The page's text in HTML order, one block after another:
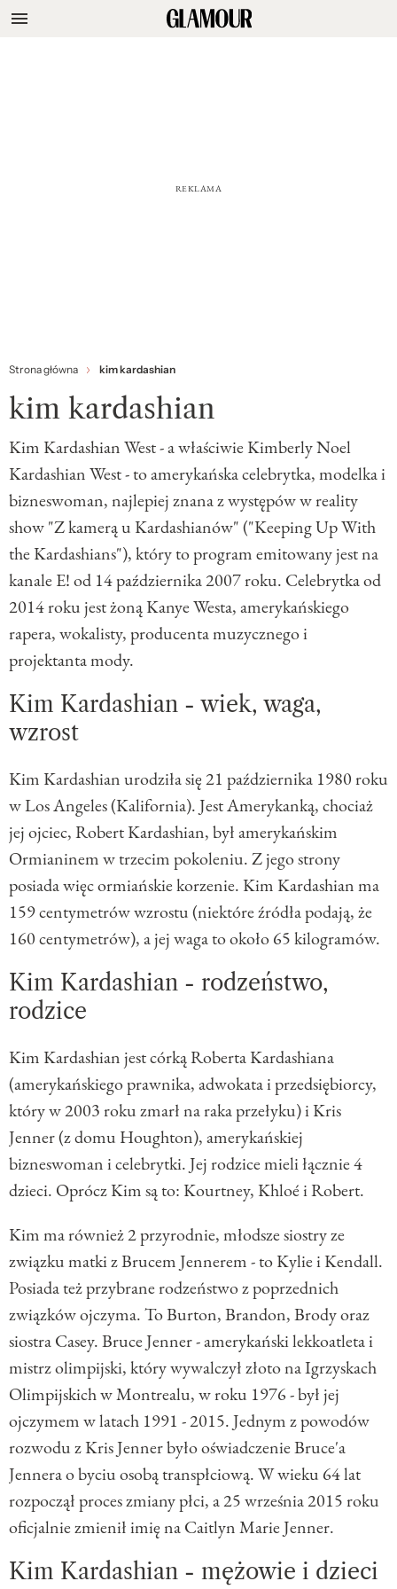
Strona główna kim kardashian
kim kardashian
Kim Kardashian West - a właściwie Kimberly Noel
Kardashian West - to amerykańska celebrytka, modelka i
bizneswoman, najlepiej znana z występów w reality
show "Z kamerą u Kardashianów" ("Keeping Up With
the Kardashians"), który to program emitowany jest na
kanale E! od 14 października 2007 roku. Celebrytka od
2014 roku jest żoną Kanye Westa, amerykańskiego
rapera, wokalisty, producenta muzycznego i
projektanta mody.
Kim Kardashian - wiek, waga,
wzrost
Kim Kardashian urodziła się 21 października 1980 roku
w Los Angeles (Kalifornia). Jest Amerykanką, chociaż
jej ojciec, Robert Kardashian, był amerykańskim
Ormianinem w trzecim pokoleniu. Z jego strony
posiada więc ormiańskie korzenie. Kim Kardashian ma
159 centymetrów wzrostu (niektóre źródła podają, że
160 centymetrów), a jej waga to około 65 kilogramów.
Kim Kardashian - rodzeństwo,
rodzice
Kim Kardashian jest córką Roberta Kardashiana
(amerykańskiego prawnika, adwokata i przedsiębiorcy,
który w 2003 roku zmarł na raka przełyku) i Kris
Jenner (z domu Houghton), amerykańskiej
bizneswoman i celebrytki. Jej rodzice mieli łącznie 4
dzieci. Oprócz Kim są to: Kourtney, Khloé i Robert.
Kim ma również 2 przyrodnie, młodsze siostry ze
związku matki z Brucem Jennerem - to Kylie i Kendall.
Posiada też przybrane rodzeństwo z poprzednich
związków ojczyma. To Burton, Brandon, Brody oraz
siostra Casey. Bruce Jenner - amerykański lekkoatleta i
mistrz olimpijski, który wywalczył złoto na Igrzyskach
Olimpijskich w Montrealu, w roku 1976 - był jej
ojczymem w latach 1991 - 2015. Jednym z powodów
rozwodu z Kris Jenner było oświadczenie Bruce'a
Jennera o byciu osobą transpłciową. W wieku 64 lat
rozpoczął proces zmiany płci, a 25 września 2015 roku
oficjalnie zmienił imię na Caitlyn Marie Jenner.
Kim Kardashian - mężowie i dzieci